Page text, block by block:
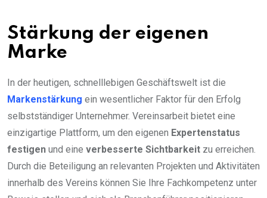
Stärkung der eigenen
Marke
In der heutigen, schnelllebigen Geschäftswelt ist die
Markenstärkung ein wesentlicher Faktor für den Erfolg
selbstständiger Unternehmer. Vereinsarbeit bietet eine
einzigartige Plattform, um den eigenen Expertenstatus
festigen und eine verbesserte Sichtbarkeit zu erreichen.
Durch die Beteiligung an relevanten Projekten und Aktivitäten
innerhalb des Vereins können Sie Ihre Fachkompetenz unter